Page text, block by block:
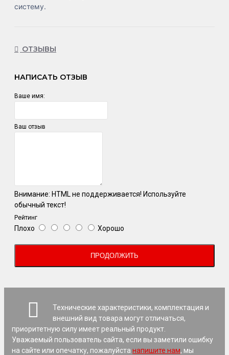
систему.
ОТЗЫВЫ
НАПИСАТЬ ОТЗЫВ
Ваше имя:
Ваш отзыв
Внимание: HTML не поддерживается! Используйте
обычный текст!
Рейтинг
Плохо Хорошо
ПРОДОЛЖИТЬ
Технические характеристики, комплектация и
внешний вид товара могут отличаться,
приоритетную силу имеет реальный продукт.
Уважаемый пользователь сайта, если вы заметили ошибку
на сайте или опечатку, пожалуйста напишите нам, мы